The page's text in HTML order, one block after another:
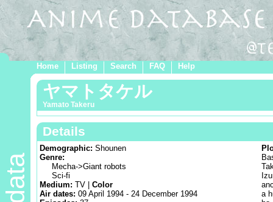
Home Listing Search FAQ Help
ヤマトタケル
Yamato Takeru
Details
Demographic: Shounen
Genre:
Mecha->Giant robots
Sci-fi
Medium: TV | Color
Air dates: 09 April 1994 - 24 December 1994
a